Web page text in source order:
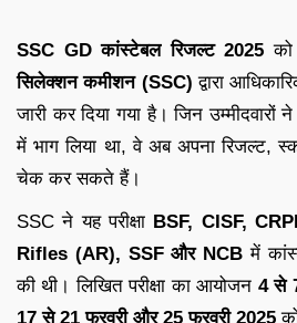
SSC GD कांस्टेबल रिजल्ट 2025
सिलेक्शन कमीशन (SSC) द्वारा
जारी कर दिया गया है। जिन उम्मीदवारों
में भाग लिया था, वे अब अपना रिजल्ट,
चेक कर सकते हैं।
SSC ने यह परीक्षा BSF, CISF,
Rifles (AR), SSF और NCB में
की थी। लिखित परीक्षा का आयोजन 4 से
17 से 21 फरवरी और 25 फरवरी 2025